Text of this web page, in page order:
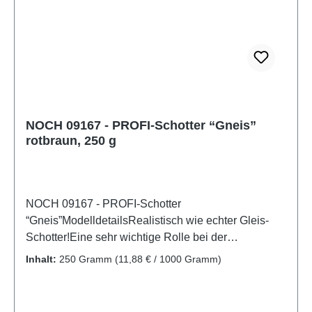
neutralAltersempfehlung: ab 14 JahrenWEEE-Nr.:
NOCH 09167 - PROFI-Schotter “Gneis”
rotbraun, 250 g
NOCH 09167 - PROFI-Schotter
“Gneis”ModelldetailsRealistisch wie echter Gleis-
Schotter!Eine sehr wichtige Rolle bei der
realistischen Gestaltung von Modell-Landschaften
Inhalt: 250 Gramm (11,88 € / 1000 Gramm)